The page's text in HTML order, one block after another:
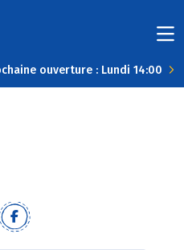
ouverture : Lundi 14:00